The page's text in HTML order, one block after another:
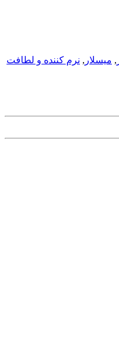
, میسلار , نرم کننده و لطافت